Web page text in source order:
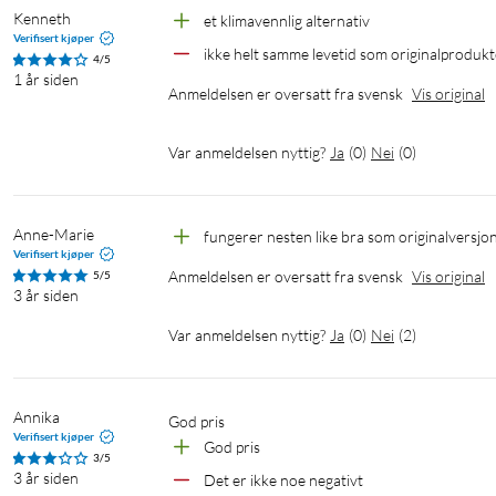
Kenneth
Verifisert kjøper
4/5
1 år siden
et klimavennlig alternativ
ikke helt samme levetid som
Anmeldelsen er oversatt fra svensk Vis original
Var anmeldelsen nyttig? Ja (0) Nei (0)
Anne-Marie
Verifisert kjøper
5/5
3 år siden
fungerer nesten like bra som
Anmeldelsen er oversatt fra svensk Vis original
Var anmeldelsen nyttig? Ja (0) Nei (2)
Annika
Verifisert kjøper
3/5
3 år siden
God pris
God pris
Det er ikke noe negativt